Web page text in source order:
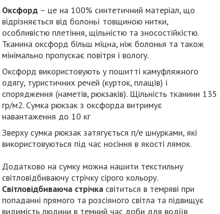
Оксфорд – це на 100% синтетичний матеріал, що
відрізняється від болоньї товщиною нитки,
особливістю плетіння, щільністю та зносостійкістю.
Тканина оксфорд більш міцна, ніж болонья та також
мінімально пропускає повітря і вологу.
Оксфорд використовують у пошитті камуфляжного
одягу, туристичних речей (курток, плащів) і
спорядження (наметів, рюкзаків). Щільність тканини 135
гр/м2. Сумка рюкзак з оксфорда витримує
навантаження до 10 кг
Зверху сумка рюкзак затягується п/е шнурками, які
використовуються під час носіння в якості лямок.
Додатково на сумку можна нашити текстильну
світловідбиваючу стрічку сірого кольору.
Світловідбиваюча стрічка світиться в темряві при
попаданні прямого та розсіяного світла та підвищує
видимість людини в темний час доби для водіїв